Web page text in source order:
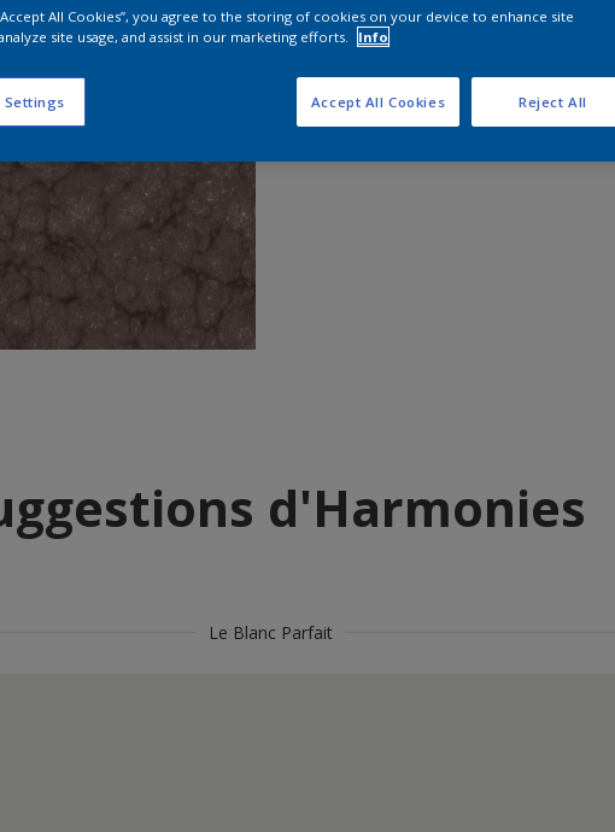
Trouver des
d'Harmonies
Le Blanc Parfait
All Cookies”, you agree to the storing of cookies on your device to enhance site
site usage, and assist in our marketing efforts.
Info
Settings Reject All
Accept All Cookies